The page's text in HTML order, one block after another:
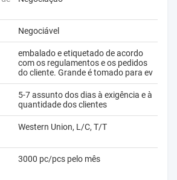
Negociável
embalado e etiquetado de acordo
com os regulamentos e os pedidos
do cliente. Grande é tomado para ev
5-7 assunto dos dias à exigência e à
quantidade dos clientes
Western Union, L/C, T/T
3000 pc/pcs pelo mês